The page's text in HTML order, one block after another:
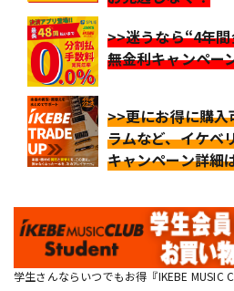
>>迷うなら“4年
無金利キャンペー
>>更にお得に購
ラムなど、イケベ
キャンペーン詳細
学生さんならいつでもお得『IKEBE MUSIC